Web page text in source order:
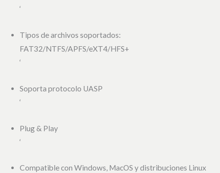
‘
Tipos de archivos soportados:
FAT32/NTFS/APFS/eXT4/HFS+
‘
Soporta protocolo UASP
‘
Plug & Play
‘
Compatible con Windows, MacOS y distribuciones Linux